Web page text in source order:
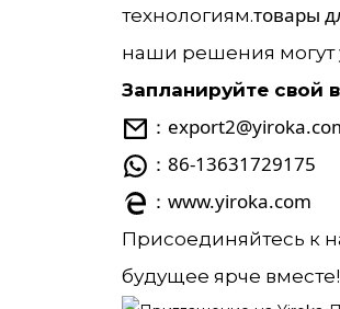
технологиям.товары
наши решения могут
Запланируйте свой
：
：86-13631729175
：www.yiroka.com
Присоединяйтесь к
будущее ярче вместе!